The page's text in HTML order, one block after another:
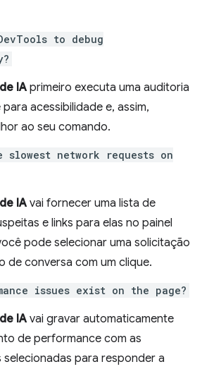
to debug
IA primeiro executa uma auditoria
acessibilidade e, assim,
ao seu comando.
slowest network requests on
IA vai fornecer uma lista de
e links para elas no painel
pode selecionar uma solicitação
de conversa com um clique.
issues exist on the page?
IA vai gravar automaticamente
de performance com as
para responder a